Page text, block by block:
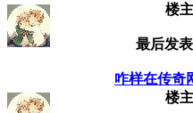
楼主
最后发
咋样在传奇
楼主